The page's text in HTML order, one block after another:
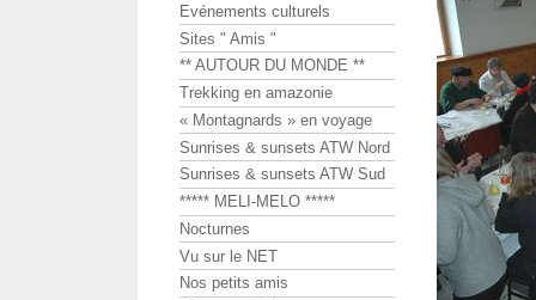
Evénements culturels
Sites " Amis "
** AUTOUR DU MONDE **
Trekking en amazonie
« Montagnards » en voyage
Sunrises & sunsets ATW Nord
Sunrises & sunsets ATW Sud
***** MELI-MELO *****
Nocturnes
Vu sur le NET
Nos petits amis